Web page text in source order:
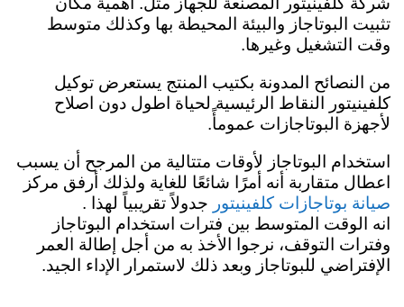
تثبيت البوتاجاز والبيئة المحيطة بها وكذلك متوسط
وقت التشغيل وغيرها.
من النصائح المدونة بكتيب المنتج يستعرض توكيل
كلفينيتور النقاط الرئيسية لحياة اطول دون اصلاح
لأجهزة البوتاجازات عمومأً.
استخدام البوتاجاز لأوقات متتالية من المرجح أن يسبب
اعطال متقاربة أنه أمرًا شائعًا للغاية ولذلك أرفق مركز
صيانة بوتاجازات كلفينيتور
جدولاً تقريبياً لهذا .
انه الوقت المتوسط بين فترات استخدام البوتاجاز
وفترات التوقف، نرجوا الأخذ به من أجل إطالة العمر
الإفتراضي للبوتاجاز وبعد ذلك لاستمرار الإداء الجيد.